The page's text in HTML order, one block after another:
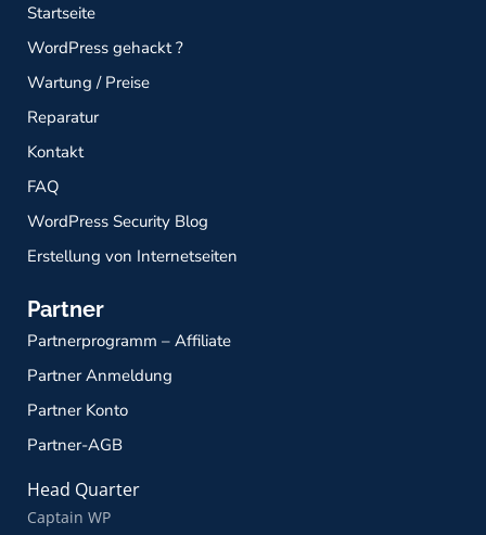
Startseite
WordPress gehackt ?
Wartung / Preise
Reparatur
Kontakt
FAQ
WordPress Security Blog
Erstellung von Internetseiten
Partner
Partnerprogramm – Affiliate
Partner Anmeldung
Partner Konto
Partner-AGB
Head Quarter
Captain WP